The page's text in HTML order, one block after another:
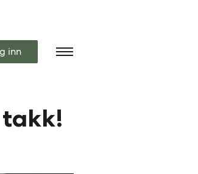
inn
takk!